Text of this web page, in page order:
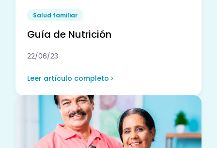
Salud familiar
Guía de Nutrición
22/06/23
Leer artículo completo